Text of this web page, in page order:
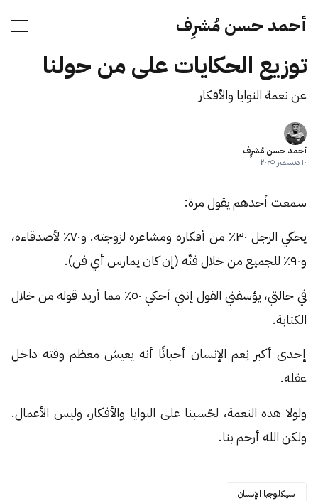
أحمد حسن مُشرِف
توزيع الحكايات على من حولنا
عن نعمة النوايا والأفكار
أحمد حسن مُشرِف
١٠ ديسمبر ٢٠٢٥
سمعت أحدهم يقول مرة:
يحكي الرجل ٣٠٪ من أفكاره ومشاعره لزوجته. و٧٠٪ لأصدقاءه،
و٩٠٪ للجميع من خلال فنّه (إن كان يمارس أي فن).
في حالتي، يؤسفني القول إنني أحكي ٥٠٪ مما أريد قوله من خلال
الكتابة.
إحدى أكبر نِعم الإنسان أحيانًا أنه يعيش معظم وقته داخل
عقله.
ولولا هذه النعمة، لحُسبنا على النوايا والأفكار، وليس الأعمال.
ولكن الله أرحم بنا.
سيكلوجيا الإنسان